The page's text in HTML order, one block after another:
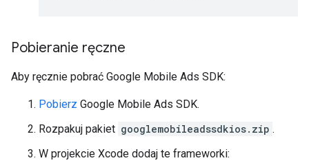
Pobieranie ręczne
Aby ręcznie pobrać Google Mobile Ads SDK:
Pobierz Google Mobile Ads SDK.
Rozpakuj pakiet googlemobileadssdkios.zip .
W projekcie Xcode dodaj te frameworki: